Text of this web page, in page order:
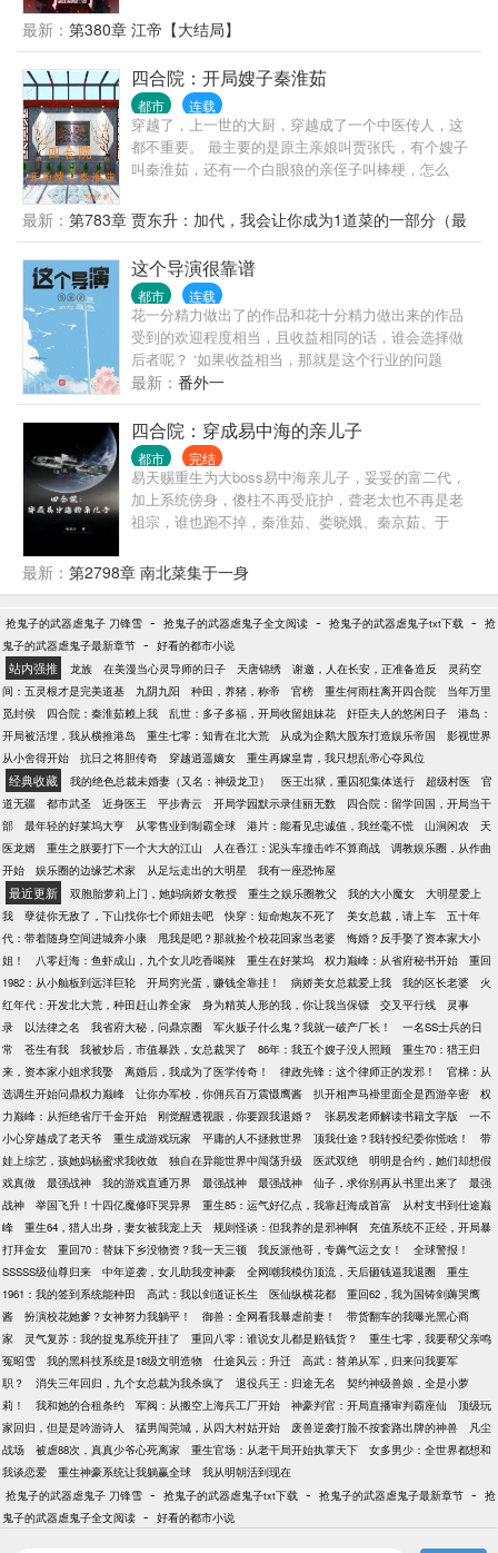
如果我被绑架，为了引起部队关注我把国防光缆弄
断，算不算紧急避险？ 网友:好家伙，报警警察来需要
二十分钟，挖断国防电缆军队过来只需要两分钟，不
过最后劫匪都出来重新做人了，你还在里边蹲着！ 通
缉犯:喂，110吗，我实名举报有人破坏国防设备……
媒体:蒙面热心市民将破坏国防设施的敌特分子扭送公
安机关 …… 就在众人以为江凡的神操作到此结束时，
谁料这仅仅是一个新的开始。 博物馆当保安，遇见歹
政公司洗地毯，没想到洗出各种奇葩的东西，你把客
户全部送进去？ 汽车修理店当学徒，你改装拖拉机去
秋名山飙车，秒杀一众豪华跑车？ 众网友:本以为开局
是巅峰，没想到小丑竟是我自己
最新： 第380章 江帝【大结局】
四合院：开局嫂子秦淮茹
都市 连载
穿越了，上一世的大厨，穿越成了一个中医传人，这
都不重要。 最主要的是原主亲娘叫贾张氏，有个嫂子
叫秦淮茹，还有一个白眼狼的亲侄子叫棒梗，怎么
最新： 第783章 贾东升：加代，我会让你成为1道菜的一部分（最
后一章）
这个导演很靠谱
都市 连载
花一分精力做出了的作品和花十分精力做出来的作品
受到的欢迎程度相当，且收益相同的话，谁会选择做
后者呢？ ‘如果收益相当，那就是这个行业的问题
了！’——沈长林
最新： 番外一
四合院：穿成易中海的亲儿子
都市 完结
易天赐重生为大boss易中海亲儿子，妥妥的富二代，
加上系统傍身，傻柱不再受庇护，聋老太也不再是老
祖宗，谁也跑不掉，秦淮茹、娄晓娥、秦京茹、于
最新： 第2798章 南北菜集于一身
抢鬼子的武器虐鬼子 刀锋雪 - 抢鬼子的武器虐鬼子全文阅读 - 抢鬼子的武器虐鬼子txt下载 - 抢
鬼子的武器虐鬼子最新章节 - 好看的都市小说
站内强推 龙族 在美漫当心灵导师的日子 天唐锦绣 谢邀，人在长安，正准备造反
灵药空
间：五灵根才是完美道基
九阴九阳 种田，养猪，称帝 官榜 重生何雨柱离开四合院
当年万里
觅封侯
四合院：秦淮茹赖上我 乱世：多子多福，开局收留姐妹花 奸臣夫人的悠闲日子
港岛：
开局被活埋，我从横推港岛
重生七零：知青在北大荒 从成为企鹅大股东打造娱乐帝国
影视世界
从小舍得开始
抗日之将胆传奇 穿越逍遥嫡女 重生再嫁皇胄，我只想乱帝心夺凤位
经典收藏 我的绝色总裁未婚妻（又名：神级龙卫） 医王出狱，重囚犯集体送行 超级村医
官
道无疆
都市武圣 近身医王 平步青云 开局学园默示录佳丽无数
四合院：留学回国，开局当干
部
最年轻的好莱坞大亨 从零售业到制霸全球 港片：能看见忠诚值，我丝毫不慌 山涧闲农
天
医龙婿
重生之朕要打下一个大大的江山 人在香江：泥头车撞击咋不算商战
调教娱乐圈，从作曲
开始
娱乐圈的边缘艺术家 从足坛走出的大明星 我有一座恐怖屋
最近更新 双胞胎萝莉上门，她妈病娇女教授 重生之娱乐圈教父 我的大小魔女
大明星爱上
我
孽徒你无敌了，下山找你七个师姐去吧 快穿：短命炮灰不死了 美女总裁，请上车
五十年
代：带着随身空间进城奔小康
甩我是吧？那就捡个校花回家当老婆
悔婚？反手娶了资本家大小
姐！
八零赶海：鱼虾成山，九个女儿吃香喝辣 重生在好莱坞 权力巅峰：从省府秘书开始
重回
1982：从小舢板到远洋巨轮
开局穷光蛋，赚钱全靠挂！ 病娇美女总裁爱上我 我的区长老婆
火
红年代：开发北大荒，种田赶山养全家
身为精英人形的我，你让我当保镖 交叉平行线
灵事
录
以法律之名 我省府大秘，问鼎京圈 军火贩子什么鬼？我就一破产厂长！
一名SS士兵的日
常
苍生有我 我被炒后，市值暴跌，女总裁哭了 86年：我五个嫂子没人照顾
重生70：猎王归
来，资本家小姐求我娶
离婚后，我成为了医学传奇！ 律政先锋：这个律师正的发邪！
官梯：从
选调生开始问鼎权力巅峰
让你办军校，你佣兵百万震慑鹰酱 扒开相声马褂里面全是西游辛密
权
力巅峰：从拒绝省厅千金开始
刚觉醒透视眼，你要跟我退婚？ 张易发老师解读书籍文字版
一不
小心穿越成了老天爷
重生成游戏玩家 平庸的人不拯救世界 顶我仕途？我转投纪委你慌啥！
带
娃上综艺，孩她妈杨蜜求我收敛
独自在异能世界中闯荡升级 医武双绝
明明是合约，她们却想假
戏真做
最强战神 我的游戏直通万界 最强战神 最强战神 仙子，求你别再从书里出来了
最强
战神
举国飞升！十四亿魔修吓哭异界 重生85：运气好亿点，我靠赶海成首富
从村支书到仕途巅
峰
重生64，猎人出身，妻女被我宠上天 规则怪谈：但我养的是邪神啊
充值系统不正经，开局暴
打拜金女
重回70：替妹下乡没物资？我一天三顿 我反派他哥，专薅气运之女！
全球警报！
SSSSS级仙尊归来
中年逆袭，女儿助我变神豪 全网嘲我模仿顶流，天后砸钱逼我退圈
重生
1961：我的签到系统能种田
高武：我以剑道证长生 医仙纵横花都
重回62，我为国铸剑薅哭鹰
酱
扮演校花她爹？女神努力我躺平！ 御兽：全网看我暴虐前妻！
带货翻车的我曝光黑心商
家
灵气复苏：我的捉鬼系统开挂了 重回八零：谁说女儿都是赔钱货？
重生七零，我要帮父亲鸣
冤昭雪
我的黑科技系统是18级文明造物 仕途风云：升迁
高武：替弟从军，归来问我要军
职？
消失三年回归，九个女总裁为我杀疯了 退役兵王：归途无名
契约神级兽娘，全是小萝
莉！
我和她的合租条约 军阀：从搬空上海兵工厂开始 神豪判官：开局直播审判霸座仙
顶级玩
家回归，但是是吟游诗人
猛男闯莞城，从四大村姑开始 废兽逆袭打脸不按套路出牌的神兽
凡尘
战场
被虐88次，真真少爷心死离家 重生官场：从老干局开始执掌天下
女多男少：全世界都想和
我谈恋爱
重生神豪系统让我躺赢全球
我从明朝活到现在
抢鬼子的武器虐鬼子 刀锋雪 - 抢鬼子的武器虐鬼子txt下载 - 抢鬼子的武器虐鬼子最新章节 - 抢
鬼子的武器虐鬼子全文阅读 - 好看的都市小说